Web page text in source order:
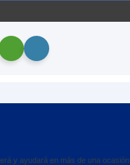
y ayudará en más de una ocasión